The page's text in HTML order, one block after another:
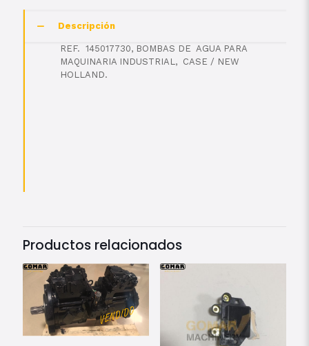
Descripción
REF. 145017730, BOMBAS DE AGUA PARA
MAQUINARIA INDUSTRIAL, CASE / NEW
HOLLAND.
Productos relacionados